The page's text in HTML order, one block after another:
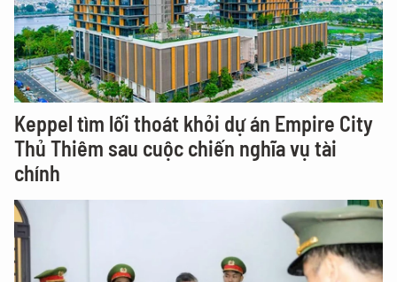
Keppel tìm lối thoát khỏi dự án Empire City
Thủ Thiêm sau cuộc chiến nghĩa vụ tài
chính